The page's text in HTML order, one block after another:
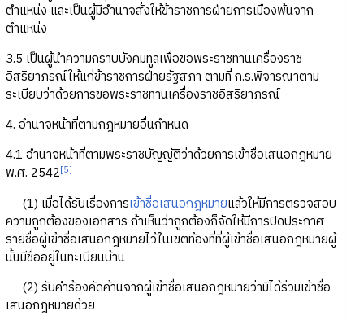
ตำแหน่ง และเป็นผู้มีอำนาจสั่งให้ข้าราชการฝ่ายการเมืองพ้นจาก
ตำแหน่ง
3.5 เป็นผู้นำความกราบบังคมทูลเพื่อขอพระราชทานเครื่องราช
อิสริยาภรณ์ให้แก่ข้าราชการฝ่ายรัฐสภา ตามที่ ก.ร.พิจารณาตาม
ระเบียบว่าด้วยการขอพระราชทานเครื่องราชอิสริยาภรณ์
4. อำนาจหน้าที่ตามกฎหมายอื่นกำหนด
4.1 อำนาจหน้าที่ตามพระราชบัญญัติว่าด้วยการเข้าชื่อเสนอกฎหมาย
พ.ศ. 2542[5]
(1) เมื่อได้รับเรื่องการเข้าชื่อเสนอกฎหมายแล้วให้มีการตรวจสอบ
ความถูกต้องของเอกสาร ถ้าเห็นว่าถูกต้องก็จัดให้มีการปิดประกาศ
รายชื่อผู้เข้าชื่อเสนอกฎหมายไว้ในเขตท้องที่ที่ผู้เข้าชื่อเสนอกฎหมายผู้
นั้นมีชื่ออยู่ในทะเบียนบ้าน
(2) รับคำร้องคัดค้านจากผู้เข้าชื่อเสนอกฎหมายว่ามิได้ร่วมเข้าชื่อ
เสนอกฎหมายด้วย